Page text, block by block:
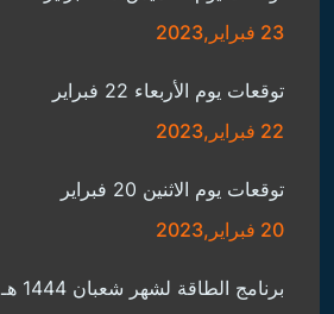
23 فبراير,2023
توقعات يوم الأربعاء 22 فبراير
22 فبراير,2023
توقعات يوم الاثنين 20 فبراير
20 فبراير,2023
برنامج الطاقة لشهر شعبان 1444 هـ